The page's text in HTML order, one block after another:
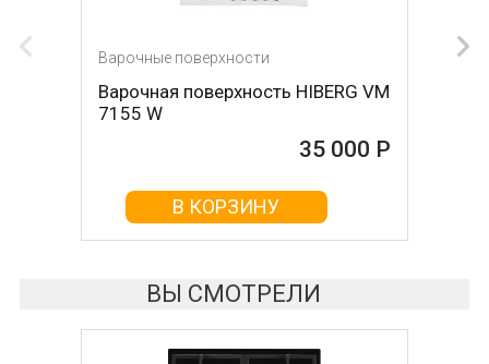
Варочные поверхности
Варочная поверхность HIBERG VM
7155 W
35 000 Р
В КОРЗИНУ
ВЫ СМОТРЕЛИ